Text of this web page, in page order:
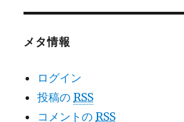
メタ情報
ログイン
投稿のRSS
コメントのRSS